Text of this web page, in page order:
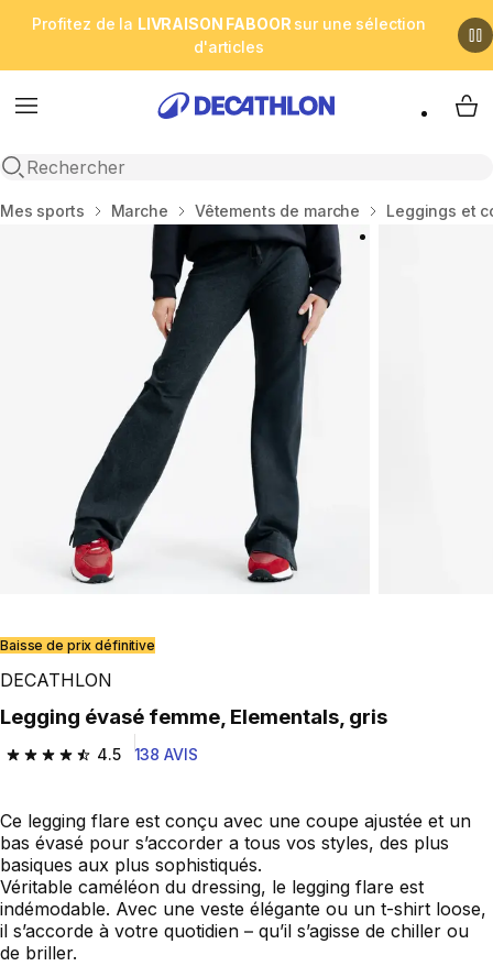
Profitez de la LIVRAISON FABOOR sur une sélection
d'articles
Menu
Open search
My
Accueil
Mes sports Marche Vêtements de marche Leggings et
Play Video
Baisse de prix définitive
DECATHLON
Legging évasé femme, Elementals, gris
4.5
4.5 out of 5 stars from 138 reviews
138 AVIS
Ce legging flare est conçu avec une coupe ajustée et un
bas évasé pour s’accorder a tous vos styles, des plus
basiques aux plus sophistiqués.
Véritable caméléon du dressing, le legging flare est
indémodable. Avec une veste élégante ou un t-shirt loose,
il s’accorde à votre quotidien – qu’il s’agisse de chiller ou
de briller.